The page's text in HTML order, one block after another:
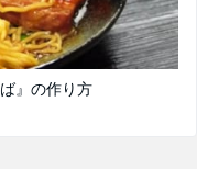
』の作り方